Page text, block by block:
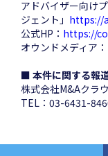
アドバイザー向け
ジェント」 https://
公式HP： https://
オウンドメディア：
■ 本件に関する報
株式会社M&Aクラ
TEL：03-6431-